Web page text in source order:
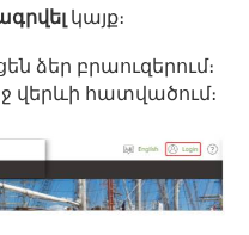
կայք։
ձեր բրաուզերում։
վերևի հատվածում։